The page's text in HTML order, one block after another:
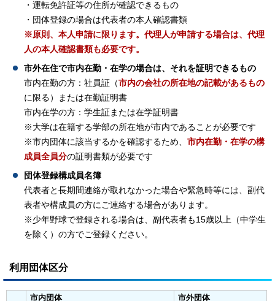
・運転免許証等の住所が確認できるもの
・団体登録の場合は代表者の本人確認書類
※原則、本人申請に限ります。代理人が申請する場合は、代理
人の本人確認書類も必要です。
市外在住で市内在勤・在学の場合は、それを証明できるもの
市内在勤の方：社員証（市内の会社の所在地の記載があるもの
に限る）または在勤証明書
市内在学の方：学生証または在学証明書
※大学は在籍する学部の所在地が市内であることが必要です
※市内団体に該当するかを確認するため、 市内在勤・在学の構
成員全員分の証明書類が必要です
団体登録構成員名簿
代表者と長期間連絡が取れなかった場合や緊急時等には、副代
表者や構成員の方にご連絡する場合があります。
※少年野球で登録される場合は、副代表者も15歳以上（中学生
を除く）の方でご登録ください。
利用団体区分
市内団体 市外団体